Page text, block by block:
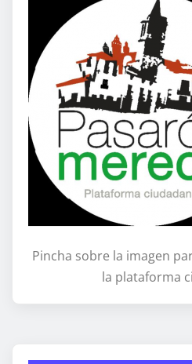
Pincha sobre la imagen
la plataforma